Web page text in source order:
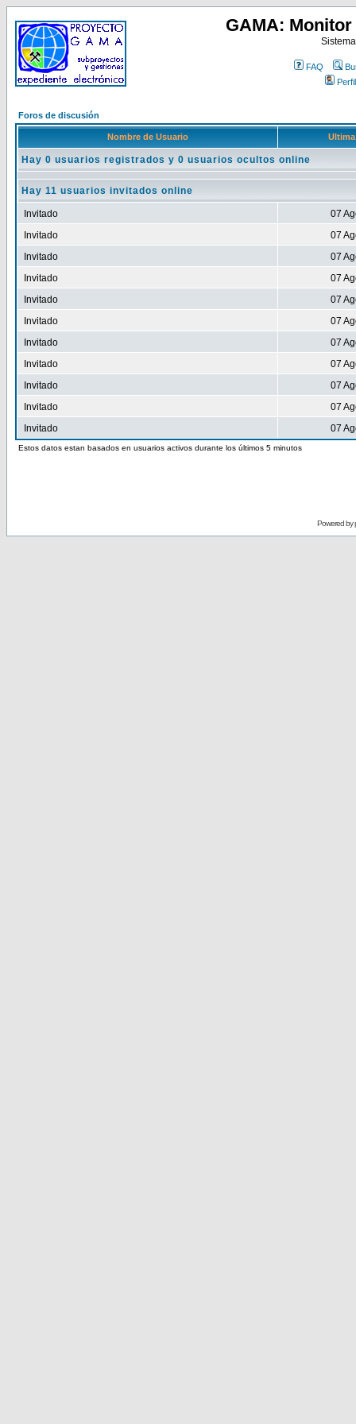
GAMA:
FAQ
Perfil
Foros de discusión
Nombre de Usuario
Hay 0 usuarios registrados y 0 usuarios ocultos online
Hay 11 usuarios invitados online
Invitado
07
Invitado
07
Invitado
07
Invitado
07
Invitado
07
Invitado
07
Invitado
07
Invitado
07
Invitado
07
Invitado
07
Invitado
07
Estos datos estan basados en usuarios activos durante los últimos 5 minutos
Powered by